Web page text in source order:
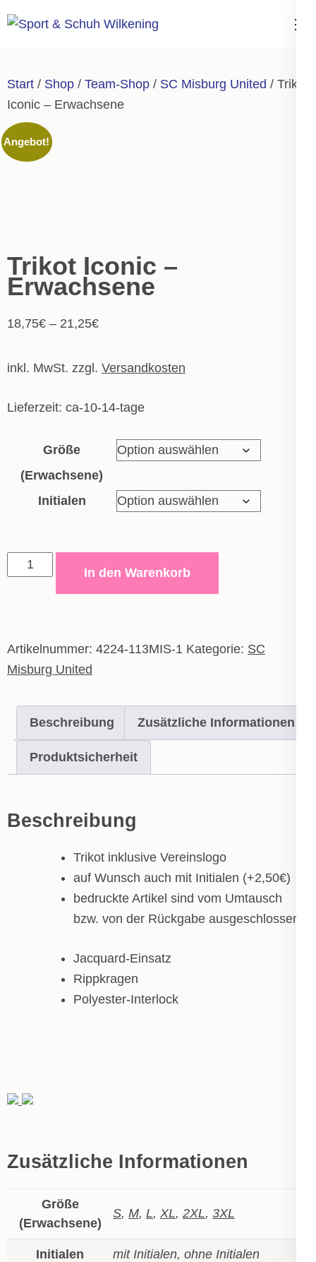
Inhalt
drücken)
Start / Shop / Team-Shop / SC Misburg United / Trikot
Iconic – Erwachsene
Angebot!
Trikot Iconic –
Erwachsene
18,75€ – 21,25€
inkl. MwSt. zzgl. Versandkosten
Lieferzeit: ca-10-14-tage
Größe
(Erwachsene)
Initialen
Trikot
Iconic
Menge
In den Warenkorb
Artikelnummer: 4224-113MIS-1 Kategorie: SC
Misburg United
Beschreibung Zusätzliche Informationen
Produktsicherheit
Beschreibung
Trikot inklusive Vereinslogo
auf Wunsch auch mit Initialen (+2,50€)
bedruckte Artikel sind vom Umtausch
bzw. von der Rückgabe ausgeschlossen!
Jacquard-Einsatz
Rippkragen
Polyester-Interlock
Zusätzliche Informationen
Größe
(Erwachsene)
S, M, L, XL, 2XL, 3XL
Initialen mit Initialen, ohne Initialen